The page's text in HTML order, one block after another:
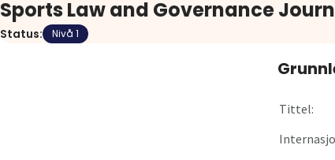
Åpen tilgang
Statistikk
Sports Law and Governance
Status: Nivå 1
Tittel: